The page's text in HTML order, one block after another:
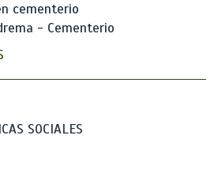
cementerio
- Cementerio
SOCIALES